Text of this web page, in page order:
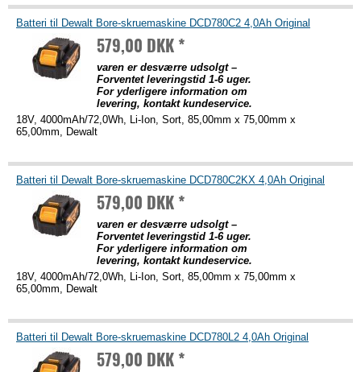
Batteri til Dewalt Bore-skruemaskine DCD780C2 4,0Ah Original
579,00 DKK *
varen er desværre udsolgt –
Forventet leveringstid 1-6 uger.
For yderligere information om
levering, kontakt kundeservice.
18V, 4000mAh/72,0Wh, Li-Ion, Sort, 85,00mm x 75,00mm x
65,00mm, Dewalt
Batteri til Dewalt Bore-skruemaskine DCD780C2KX 4,0Ah Original
579,00 DKK *
varen er desværre udsolgt –
Forventet leveringstid 1-6 uger.
For yderligere information om
levering, kontakt kundeservice.
18V, 4000mAh/72,0Wh, Li-Ion, Sort, 85,00mm x 75,00mm x
65,00mm, Dewalt
Batteri til Dewalt Bore-skruemaskine DCD780L2 4,0Ah Original
579,00 DKK *